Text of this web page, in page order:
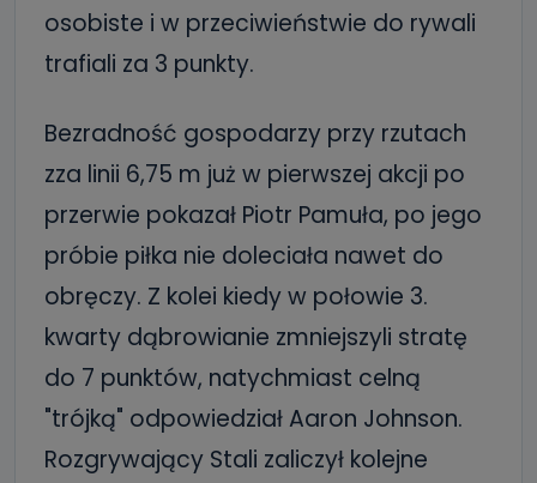
osobiste i w przeciwieństwie do rywali
trafiali za 3 punkty.
Bezradność gospodarzy przy rzutach
zza linii 6,75 m już w pierwszej akcji po
przerwie pokazał Piotr Pamuła, po jego
próbie piłka nie doleciała nawet do
obręczy. Z kolei kiedy w połowie 3.
kwarty dąbrowianie zmniejszyli stratę
do 7 punktów, natychmiast celną
"trójką" odpowiedział Aaron Johnson.
Rozgrywający Stali zaliczył kolejne